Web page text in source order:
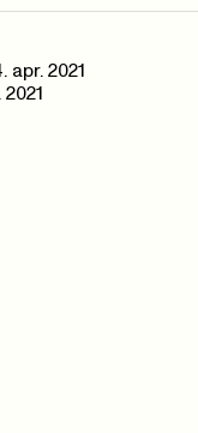
apr. 2021